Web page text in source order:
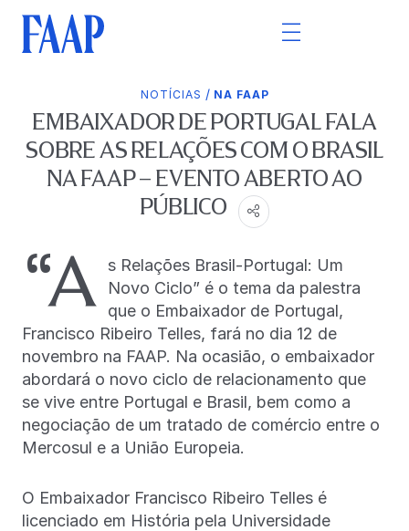
NOTÍCIAS / NA FAAP
EMBAIXADOR DE PORTUGAL FALA
SOBRE AS RELAÇÕES COM O BRASIL
NA FAAP – EVENTO ABERTO AO
PÚBLICO
“A
s Relações Brasil-Portugal: Um
Novo Ciclo” é o tema da palestra
que o Embaixador de Portugal,
Francisco Ribeiro Telles, fará no dia 12 de
novembro na FAAP. Na ocasião, o embaixador
abordará o novo ciclo de relacionamento que
se vive entre Portugal e Brasil, bem como a
negociação de um tratado de comércio entre o
Mercosul e a União Europeia.
O Embaixador Francisco Ribeiro Telles é
licenciado em História pela Universidade